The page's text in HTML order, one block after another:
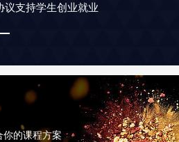
议支持学生创业就业
你的课程方案